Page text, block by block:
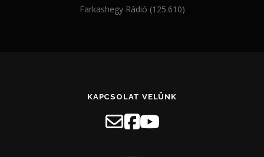
Farkashegy Rádió (125.610)
KAPCSOLAT VELÜNK